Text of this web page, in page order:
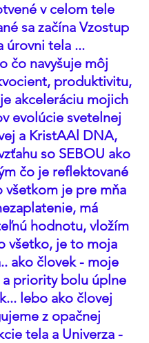
v celom tele
sa začína Vzostup
úrovni tela ...
čo navyšuje môj
produktivitu,
akceleráciu mojich
evolúcie svetelnej
a KristAAl DNA,
so SEBOU ako
čo je reflektované
všetkom je pre mňa
má
hodnotu, vložím
všetko, je to moja
ako človek - moje
priority bolu úplne
lebo ako človej
z opačnej
tela a Univerza -